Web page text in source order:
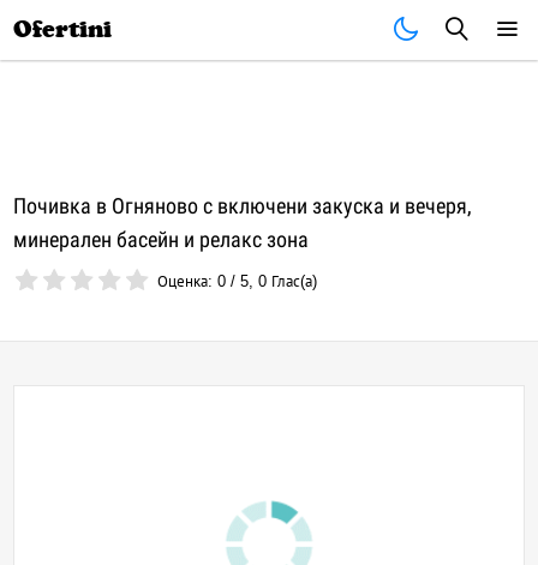
Ofertini
Почивка в Огняново с включени закуска и вечеря,
минерален басейн и релакс зона
Оценка:0 /5,0 Глас(а)